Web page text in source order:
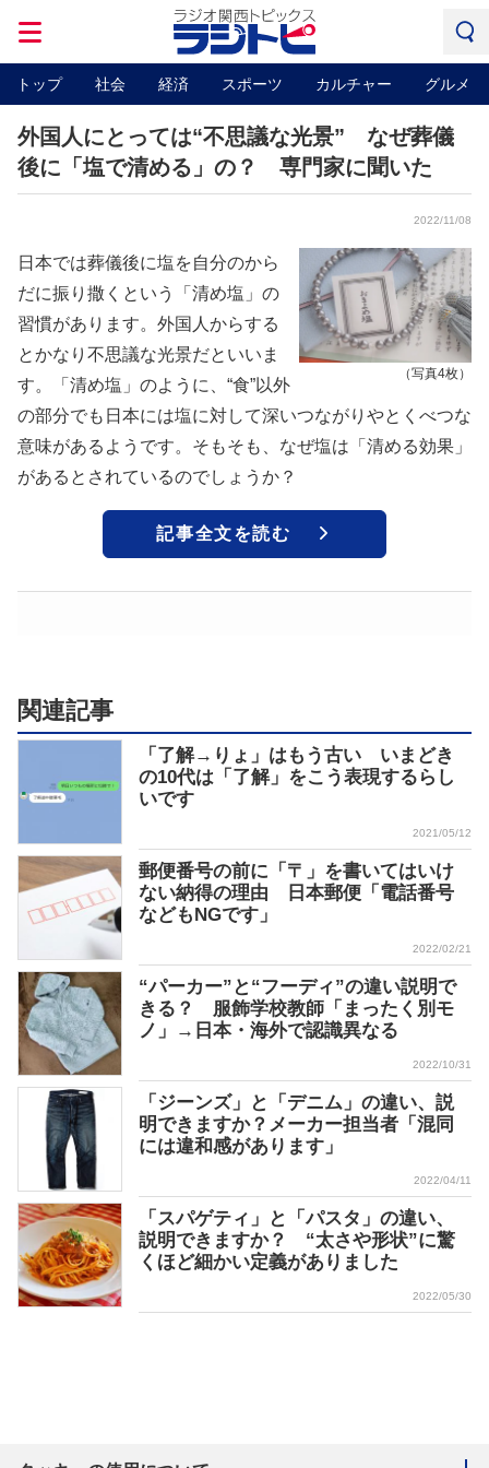
トップ 社会 経済 スポーツ カルチャー グルメ
外国人にとっては“不思議な光景” なぜ葬儀
後に「塩で清める」の？ 専門家に聞いた
2022/11/08
（写真4枚）
日本では葬儀後に塩を自分のから
だに振り撒くという「清め塩」の
習慣があります。外国人からする
とかなり不思議な光景だといいま
す。「清め塩」のように、“食”以外
の部分でも日本には塩に対して深いつながりやとくべつな
意味があるようです。そもそも、なぜ塩は「清める効果」
があるとされているのでしょうか？
記事全文を読む
関連記事
「了解→りょ」はもう古い いまどき
の10代は「了解」をこう表現するらし
いです
2021/05/12
郵便番号の前に「〒」を書いてはいけ
ない納得の理由 日本郵便「電話番号
などもNGです」
2022/02/21
“パーカー”と“フーディ”の違い説明で
きる？ 服飾学校教師「まったく別モ
ノ」→日本・海外で認識異なる
2022/10/31
「ジーンズ」と「デニム」の違い、説
明できますか？メーカー担当者「混同
には違和感があります」
2022/04/11
「スパゲティ」と「パスタ」の違い、
説明できますか？ “太さや形状”に驚
くほど細かい定義がありました
2022/05/30